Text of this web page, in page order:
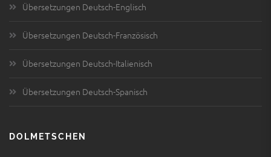
Übersetzungen Deutsch-Englisch
Übersetzungen Deutsch-Französisch
Übersetzungen Deutsch-Italienisch
Übersetzungen Deutsch-Spanisch
DOLMETSCHEN